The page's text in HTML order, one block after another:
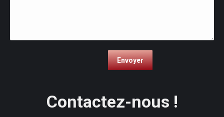
Contactez-nous !